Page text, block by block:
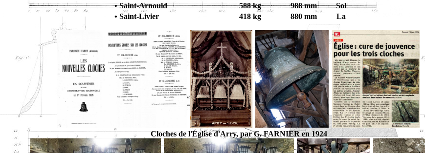
• Saint-Arnould
588 kg 988 mm
Sol
• Saint-Livier
418 kg 880 mm La
Cloches de l'Église d'Arry, par G. FARNIER en 1924